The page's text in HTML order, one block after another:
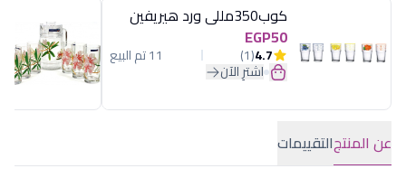
كوب350مللى ورد هيريفين
EGP50
4.7
(1) 11 تم البيع
اشترِ الآن
عن المنتجالتقييمات